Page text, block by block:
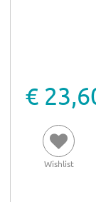
€
Wishlist